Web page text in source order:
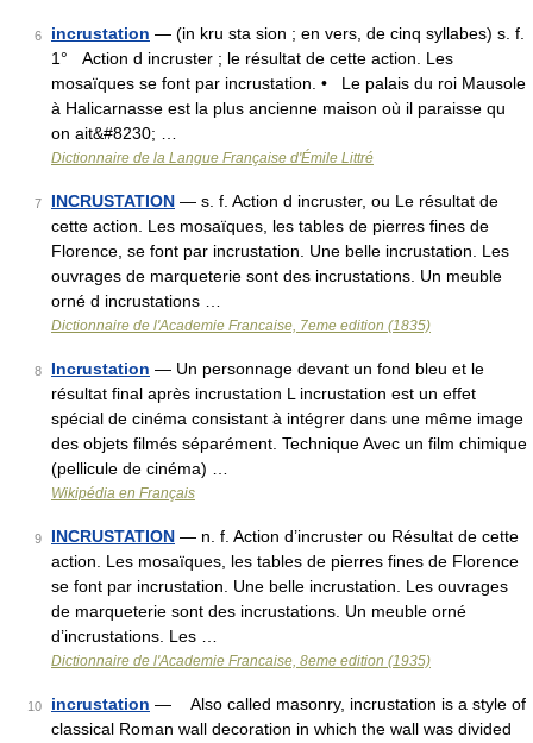
6 incrustation — (in kru sta sion ; en vers, de cinq syllabes) s. f.
1° Action d incruster ; le résultat de cette action. Les
mosaïques se font par incrustation. • Le palais du roi Mausole
à Halicarnasse est la plus ancienne maison où il paraisse qu
on ait&#8230; …
Dictionnaire de la Langue Française d'Émile Littré
7 INCRUSTATION — s. f. Action d incruster, ou Le résultat de
cette action. Les mosaïques, les tables de pierres fines de
Florence, se font par incrustation. Une belle incrustation. Les
ouvrages de marqueterie sont des incrustations. Un meuble
orné d incrustations …
Dictionnaire de l'Academie Francaise, 7eme edition (1835)
8 Incrustation — Un personnage devant un fond bleu et le
résultat final après incrustation L incrustation est un effet
spécial de cinéma consistant à intégrer dans une même image
des objets filmés séparément. Technique Avec un film chimique
(pellicule de cinéma) …
Wikipédia en Français
9 INCRUSTATION — n. f. Action d’incruster ou Résultat de cette
action. Les mosaïques, les tables de pierres fines de Florence
se font par incrustation. Une belle incrustation. Les ouvrages
de marqueterie sont des incrustations. Un meuble orné
d’incrustations. Les …
Dictionnaire de l'Academie Francaise, 8eme edition (1935)
10 incrustation — Also called masonry, incrustation is a style of
classical Roman wall decoration in which the wall was divided